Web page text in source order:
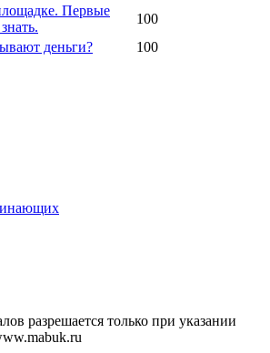
Первые
100
деньги?
100
разрешается только при указании